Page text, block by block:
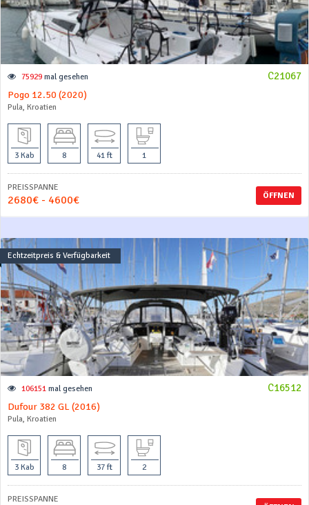
C21067
75929 mal gesehen
Pogo 12.50 (2020)
Pula, Kroatien
3 Kab 8 41 ft 1
ÖFFNEN
PREISSPANNE
2680€ - 4600€
Echtzeitpreis & Verfügbarkeit
C16512
106151 mal gesehen
Dufour 382 GL (2016)
Pula, Kroatien
3 Kab 8 37 ft 2
PREISSPANNE